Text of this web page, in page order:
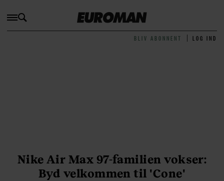
BLIV ABONNENT LOG IND
Nike Air Max 97-familien vokser:
Byd velkommen til 'Cone'